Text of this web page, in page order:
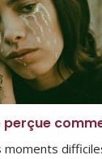
perçue
moments